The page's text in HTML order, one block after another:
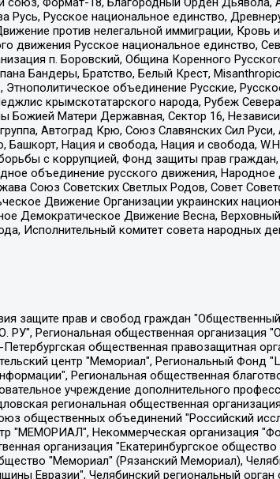
Русское национальное единство,
против нелегальной иммиграции, Кровь
движения Русское национальное единство,
п. Боровский, Община Коренного
Бандеры, Братство, Белый Крест,
объединение Русские,
крымскотатарского народа, Рубеж
Божией Матери Державная, Сектор 16,
Автоград Крю, Союз Славянских Сил Руси,
Башкорт, Нация и свобода, Нация и свобода,
с коррупцией, Фонд защиты прав
объединение русского движения,
Союз Советских Светлых Родов, Совет
Движение Организации украинских
Демократическое Движение Весна,
Исполнительный комитет совета народных
сады", Ветошкина Валерия Валерьевна, Заговора Максим Александрович, Межрегиональное общественное движение "Российская ЛГБТ - сеть", Оленичев Максим Владимирович, Павлов Иван Юрьевич, Скворцова Елена Сергеевна, Общество с ограниченной ответственностью "Как бы инагент", Кочетков Игорь Викторович, Общество с ограниченной ответственностью "Честные выборы", Еланчик Олег Александрович, Общество с ограниченной ответственностью "Нобелевский призыв", Гималова Регина Эмилевна, Григорьев Андрей Валерьевич, Григорьева Алина Александровна, Ассоциация по содействию защите прав призывников, альтернативнослужащих и военнослужащих "Правозащитная группа "Гражданин.Армия.Право", Хисамова Регина Фаритовна, Автономная некоммерческая организация по реализации социально-правовых программ "Лилит", Дальневосточное общественное движение "Маяк", Санкт-Петербургская ЛГБТ-инициативная группа "Выход", Инициативная группа ЛГБТ+ "Реверс", Алексеев Андрей Викторович, Бекбулатова Таисия Львовна, Беляев Иван Михайлович, Владыкина Елена Сергеевна, Гельман Марат Александрович, Никульшина Вероника Юрьевна, Толоконникова Надежда Андреевна, Шендерович Виктор Анатольевич, Общество с ограниченной ответственностью "Данное сообщение", Общество с ограниченной ответственностью Издательский дом "Новая глава", Айнбиндер Александра Александровна, Московский комьюнити-центр для ЛГБТ+инициатив, Благотворительный фонд развития филантропии, Deutsche Welle (Германия, Kurt-Schumacher-Strasse 3, 53113 Bonn), Борзунова Мария Михайловна, Воробьев Виктор Викторович, Голубева Анна Львовна, Константинова Алла Михайловна, Малкова Ирина Владимировна, Мурадов Мурад Абдулгалимович, Осетинская Елизавета Николаевна, Понасенков Евгений Николаевич, Ганапольский Матвей Юрьевич, Киселев Евгений Алексеевич, Борухович Ирина Григорьевна, Дремин Иван Тимофеевич, Дубровский Дмитрий Викторович, Красноярская региональная общественная организация поддержки и развития альтернативных образовательных технологий и межкультурных коммуникаций "ИНТЕРРА", Маяковская Екатерина Алексеевна, Фейгин Марк Захарович, Филимонов Андрей Викторович, Дзугкоева Регина Николаевна, Доброхотов Роман Александрович, Дудь Юрий Александрович, Елкин Сергей Владимирович, Кругликов Кирилл Игоревич, Сабунаева Мария Леонидовна, Семенов Алексей Владимирович, Шаинян Карен Багратович, Шульман Екатерина Михайловна, Асафьев Артур Валерьевич, Вахштайн Виктор Семенович, Венедиктов Алексей Алексеевич, Лушникова Екатерина Евгеньевна, Волков Леонид Михайлович, Невзоров Александр Глебович, Пархоменко Сергей Борисович, Сироткин Ярослав Николаевич, Кара-Мурза Владимир Владимирович, Баранова Наталья Владимировна, Гозман Леонид Яковлевич, Кагарлицкий Борис Юльевич, Климарев Михаил Валерьевич, Милов Владимир Станиславович, Автономная некоммерческая организация Краснодарский центр современного искусства "Типография", Моргенштерн Алишер Тагирович,